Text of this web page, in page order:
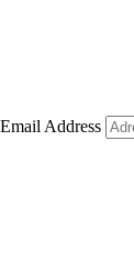
Email Address